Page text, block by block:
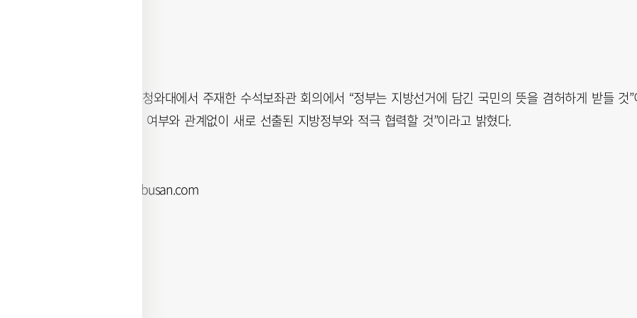
이 대통령은 이날 청와대에서 주재한 수석보좌관 회의에서 “정부는 지방선거에 담긴 국민의 뜻을 겸허하게 받들 것”
라며 “소속 정당의 여부와 관계없이 새로 선출된 지방정부와 적극 협력할 것”이라고 밝혔다.
전창훈 기자 jch@busan.com